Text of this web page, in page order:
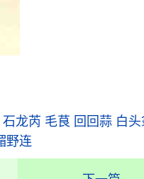
石龙芮 毛茛 回回蒜 白
野连